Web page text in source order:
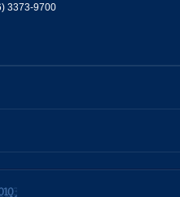
3373-9700